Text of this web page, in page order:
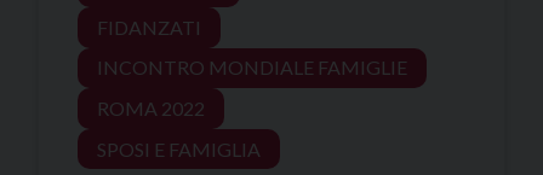
FIDANZATI
INCONTRO MONDIALE FAMIGLIE
ROMA 2022
SPOSI E FAMIGLIA